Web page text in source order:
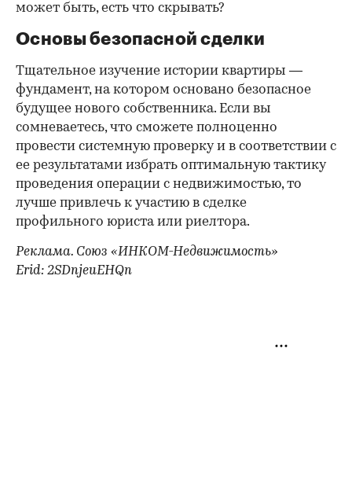
может быть, есть что скрывать?
Основы безопасной сделки
Тщательное изучение истории квартиры —
фундамент, на котором основано безопасное
будущее нового собственника. Если вы
сомневаетесь, что сможете полноценно
провести системную проверку и в соответствии с
ее результатами избрать оптимальную тактику
проведения операции с недвижимостью, то
лучше привлечь к участию в сделке
профильного юриста или риелтора.
Реклама. Союз «ИНКОМ-Недвижимость»
Erid: 2SDnjeuEHQn